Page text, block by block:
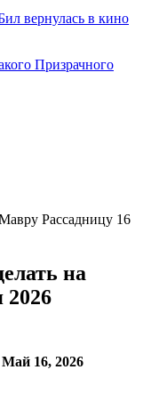
вернулась в кино
Призрачного
Рассадницу 16
на
2026
Май 16, 2026